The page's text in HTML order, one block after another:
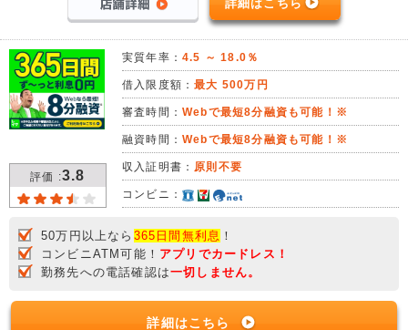
詳細はこちら
評価 :3.8
実質年率： 4.5 ～ 18.0％
借入限度額：最大 500万円
審査時間： Webで最短8分融資も可能！※
融資時間： Webで最短8分融資も可能！※
収入証明書： 原則不要
コンビニ：
50万円以上なら 365日間無利息 ！
コンビニATM可能！ アプリでカードレス！
勤務先への電話確認は一切しません。
詳細はこちら